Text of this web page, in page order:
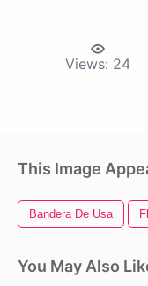
Views: 24
This Image
Bandera De Usa
You May Also